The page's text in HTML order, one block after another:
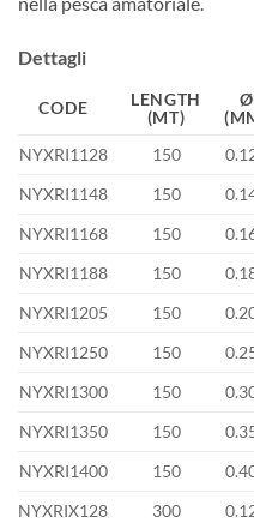
Dettagli
CODE
LENGTH
(MT)
Ø
NYXRI1128
150
NYXRI1148
150
NYXRI1168
150
NYXRI1188
150
NYXRI1205
150
NYXRI1250
150
NYXRI1300
150
NYXRI1350
150
NYXRI1400
150
NYXRIX128
300